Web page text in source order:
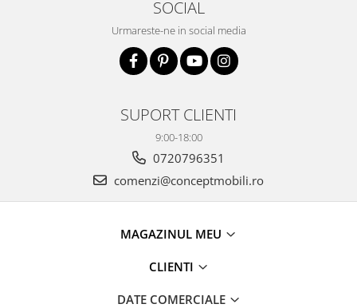
SOCIAL
Urmareste-ne in social media
SUPORT CLIENTI
9:00-18:00
0720796351
comenzi@conceptmobili.ro
MAGAZINUL MEU
CLIENTI
DATE COMERCIALE